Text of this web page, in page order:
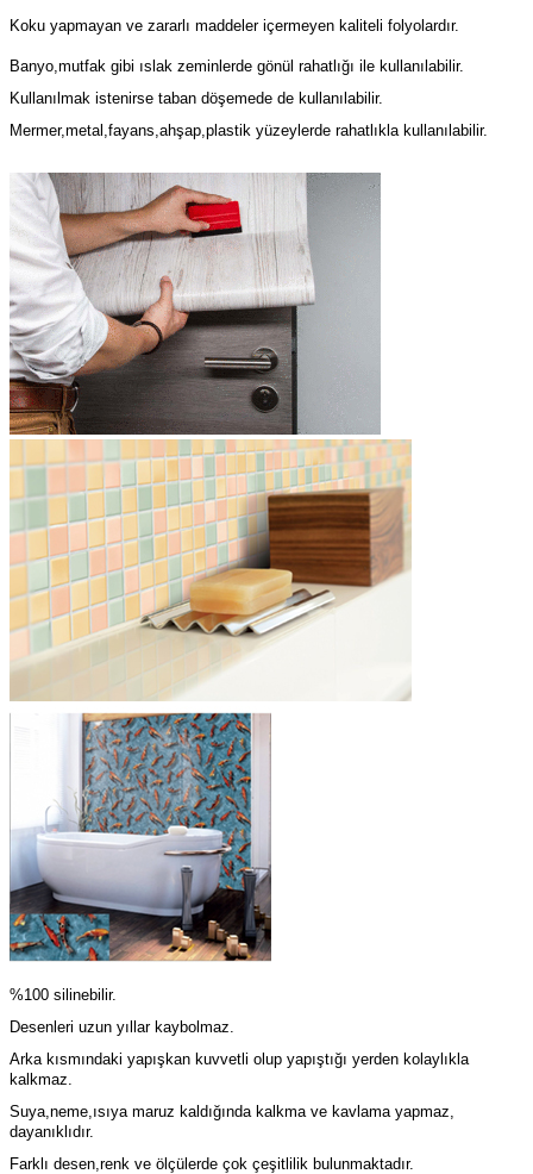
Koku yapmayan ve zararlı maddeler içermeyen kaliteli folyolardır.
Banyo,mutfak gibi ıslak zeminlerde gönül rahatlığı ile kullanılabilir.
Kullanılmak istenirse taban döşemede de kullanılabilir.
Mermer,metal,fayans,ahşap,plastik yüzeylerde rahatlıkla kullanılabilir.
%100 silinebilir.
Desenleri uzun yıllar kaybolmaz.
Arka kısmındaki yapışkan kuvvetli olup yapıştığı yerden kolaylıkla
kalkmaz.
Suya,neme,ısıya maruz kaldığında kalkma ve kavlama yapmaz,
dayanıklıdır.
Farklı desen,renk ve ölçülerde çok çeşitlilik bulunmaktadır.